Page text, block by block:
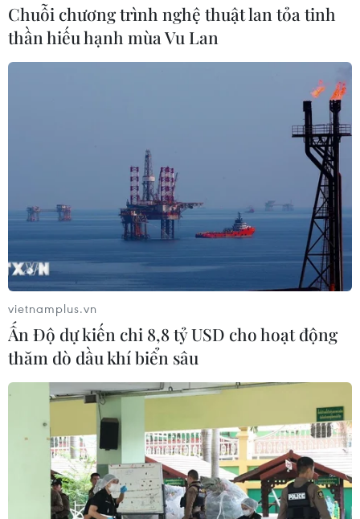
ANZ: Nga có thể sở hữu lượng trái phiếu
Trung Quốc trị giá 140 tỷ USD
02/03/2022 13:10
Giới chuyên gia của ANZ cho biết ngân hàng trung
ương Nga có thể nắm giữ khoản trái phiếu nhân dân tệ
trị giá 80 tỷ USD, trong khi Quỹ quốc gia nắm giữ ước
tính 60 tỷ USD.
Chuỗi chương trình nghệ thuật lan tỏa tinh
thần hiếu hạnh mùa Vu Lan
vietnamplus.vn
Ấn Độ dự kiến chi 8,8 tỷ USD cho hoạt động
thăm dò dầu khí biển sâu